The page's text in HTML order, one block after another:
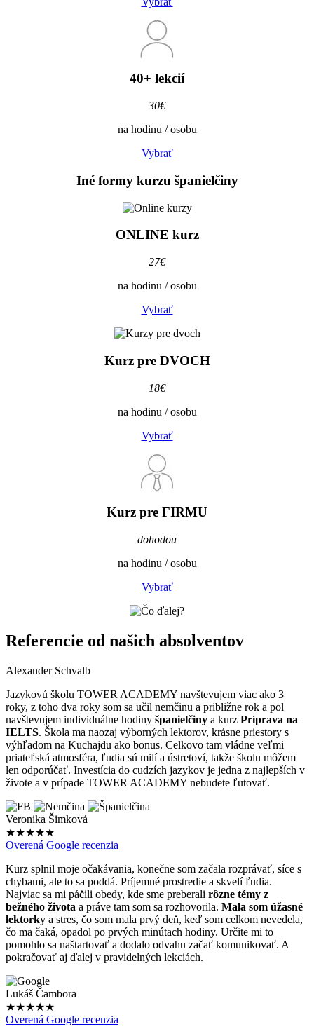
40+ lekcií
30€
na hodinu / osobu
Vybrať
Iné formy kurzu španielčiny
ONLINE kurz
27€
na hodinu / osobu
Vybrať
Kurz pre DVOCH
18€
na hodinu / osobu
Vybrať
Kurz pre FIRMU
dohodou
na hodinu / osobu
Vybrať
Referencie od našich absolventov
Alexander Schvalb
Jazykovú školu TOWER ACADEMY navštevujem viac ako 3
roky, z toho dva roky som sa učil nemčinu a približne rok a pol
navštevujem individuálne hodiny španielčiny a kurz Príprava na
IELTS. Škola ma naozaj výborných lektorov, krásne priestory s
výhľadom na Kuchajdu ako bonus. Celkovo tam vládne veľmi
priateľská atmosféra, ľudia sú milí a ústretoví, takže školu môžem
len odporúčať. Investícia do cudzích jazykov je jedna z najlepších v
živote a v prípade TOWER ACADEMY nebudete ľutovať.
Veronika Šimková
★★★★★
Overená Google recenzia
Kurz splnil moje očakávania, konečne som začala rozprávať, síce s
chybami, ale to sa poddá. Príjemné prostredie a skvelí ľudia.
Najviac sa mi páčili obedy, kde sme preberali rôzne témy z
bežného života a práve tam som sa rozhovorila. Mala som úžasné
lektorky a stres, čo som mala prvý deň, keď som celkom nevedela,
čo ma čaká, opadol po prvých minútach hodiny. Určite mi to
pomohlo sa naštartovať a dodalo odvahu začať komunikovať. A
pokračovať aj ďalej v pravidelných lekciách.
Lukáš Čambora
★★★★★
Overená Google recenzia